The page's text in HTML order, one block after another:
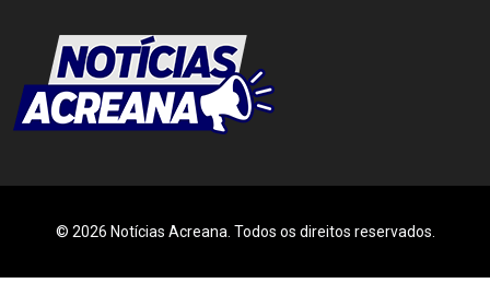
© 2026 Notícias Acreana. Todos os direitos reservados.